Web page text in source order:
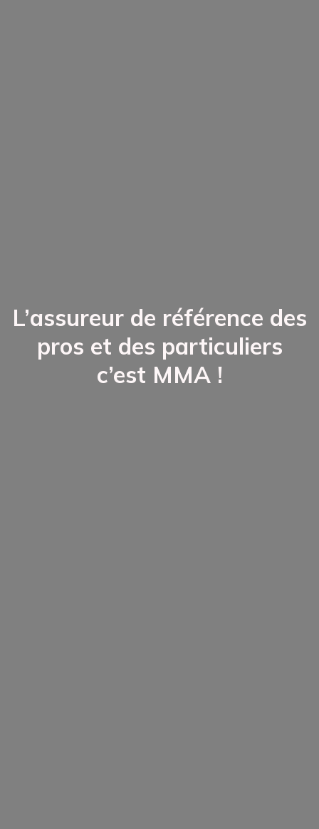
L’assureur de référence des
pros et des particuliers
c’est MMA !